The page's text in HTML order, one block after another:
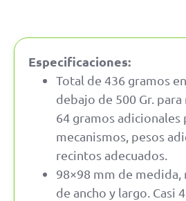
Especificaciones:
Total de 436 gramos
debajo de 500 Gr.
64 gramos adicionales
mecanismos, pesos
recintos adecuados.
98×98 mm de medida,
de ancho y largo. Casi